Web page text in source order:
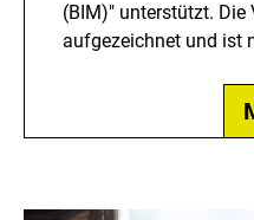
(BIM)" unterstützt.
aufgezeichnet und ist